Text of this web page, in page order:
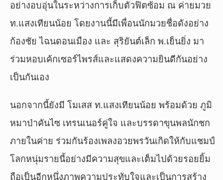
อย่างอบอุ่นในระหว่างการเก็บตัวฟิตซ้อม ณ ค่ายมวย
ท.แสงเทียนน้อย โดยงานนี้มีเพื่อนนักมวยชื่อดังอย่าง
ก้องชัย ไฉนดอนเมือง และ สุริยันต์เล็ก พ.เย็นยิ่ง มา
ร่วมหอบเค้กเซอร์ไพรส์และแสดงความยินดีกันอย่าง
เป็นกันเอง
นอกจากนี้ยังมี โมเสส ท.แสงเทียนน้อย พร้อมด้วย ภูมิ
หมาป่าคันไซ เทรนเนอร์คู่ใจ และบรรดาขุนพลนักชก
ภายในค่าย ร่วมกันร้องเพลงอวยพรวันเกิดให้กับแชมป์
โลกหนุ่มรายนี้อย่างมีความสุขและเต็มไปด้วยรอยยิ้ม
ถือเป็นอีกหนึ่งภาพความประทับใจและเป็นการสร้าง